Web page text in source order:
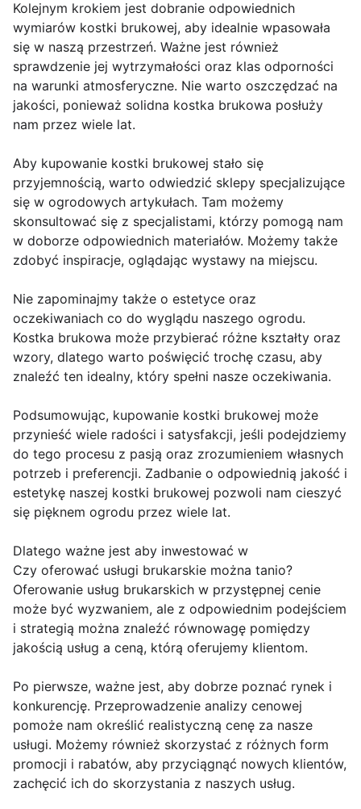
Kolejnym krokiem jest dobranie odpowiednich
wymiarów kostki brukowej, aby idealnie wpasowała
się w naszą przestrzeń. Ważne jest również
sprawdzenie jej wytrzymałości oraz klas odporności
na warunki atmosferyczne. Nie warto oszczędzać na
jakości, ponieważ solidna kostka brukowa posłuży
nam przez wiele lat.
Aby kupowanie kostki brukowej stało się
przyjemnością, warto odwiedzić sklepy specjalizujące
się w ogrodowych artykułach. Tam możemy
skonsultować się z specjalistami, którzy pomogą nam
w doborze odpowiednich materiałów. Możemy także
zdobyć inspiracje, oglądając wystawy na miejscu.
Nie zapominajmy także o estetyce oraz
oczekiwaniach co do wyglądu naszego ogrodu.
Kostka brukowa może przybierać różne kształty oraz
wzory, dlatego warto poświęcić trochę czasu, aby
znaleźć ten idealny, który spełni nasze oczekiwania.
Podsumowując, kupowanie kostki brukowej może
przynieść wiele radości i satysfakcji, jeśli podejdziemy
do tego procesu z pasją oraz zrozumieniem własnych
potrzeb i preferencji. Zadbanie o odpowiednią jakość i
estetykę naszej kostki brukowej pozwoli nam cieszyć
się pięknem ogrodu przez wiele lat.
Dlatego ważne jest aby inwestować w
Czy oferować usługi brukarskie można tanio?
Oferowanie usług brukarskich w przystępnej cenie
może być wyzwaniem, ale z odpowiednim podejściem
i strategią można znaleźć równowagę pomiędzy
jakością usług a ceną, którą oferujemy klientom.
Po pierwsze, ważne jest, aby dobrze poznać rynek i
konkurencję. Przeprowadzenie analizy cenowej
pomoże nam określić realistyczną cenę za nasze
usługi. Możemy również skorzystać z różnych form
promocji i rabatów, aby przyciągnąć nowych klientów,
zachęcić ich do skorzystania z naszych usług.